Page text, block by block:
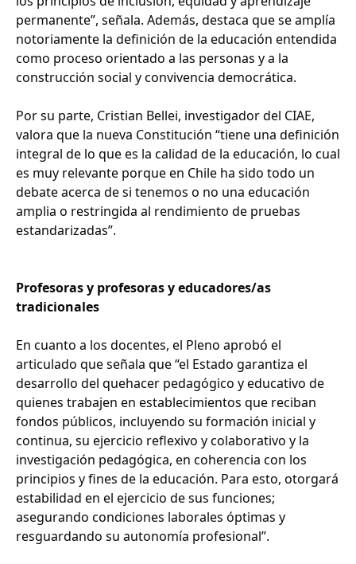
permanente”, señala. Además, destaca que se amplía
notoriamente la definición de la educación entendida
como proceso orientado a las personas y a la
construcción social y convivencia democrática.
Por su parte, Cristian Bellei, investigador del CIAE,
valora que la nueva Constitución “tiene una definición
integral de lo que es la calidad de la educación, lo cual
es muy relevante porque en Chile ha sido todo un
debate acerca de si tenemos o no una educación
amplia o restringida al rendimiento de pruebas
estandarizadas”.
Profesoras y profesoras y educadores/as
tradicionales
En cuanto a los docentes, el Pleno aprobó el
articulado que señala que “el Estado garantiza el
desarrollo del quehacer pedagógico y educativo de
quienes trabajen en establecimientos que reciban
fondos públicos, incluyendo su formación inicial y
continua, su ejercicio reflexivo y colaborativo y la
investigación pedagógica, en coherencia con los
principios y fines de la educación. Para esto, otorgará
estabilidad en el ejercicio de sus funciones;
asegurando condiciones laborales óptimas y
resguardando su autonomía profesional”.